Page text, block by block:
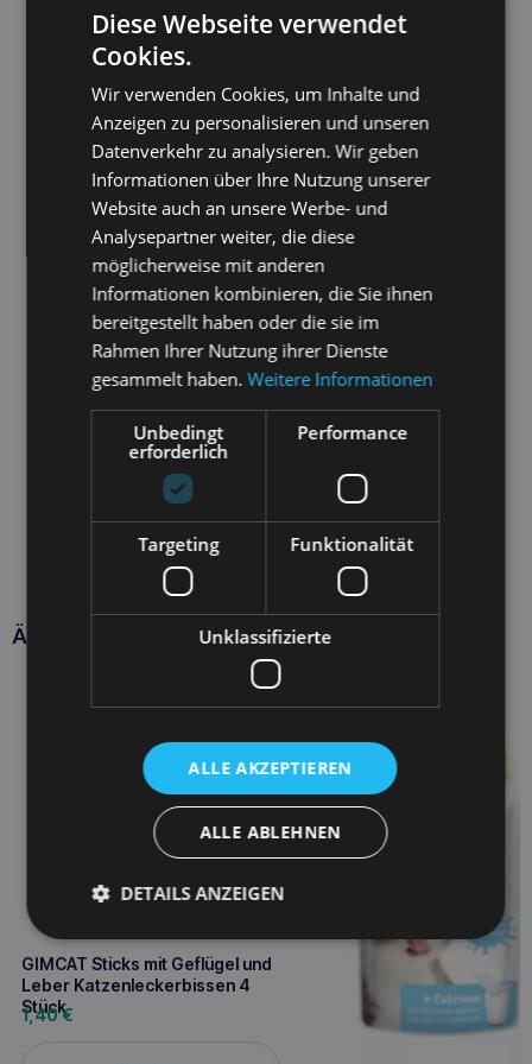
Ähnliche Produkte
GIMCAT Sticks mit Geflügel und
Leber Katzenleckerbissen 4
Stück
1,40€
Diese Webseite verwendet
Cookies.
Wir verwenden Cookies, um Inhalte und
Anzeigen zu personalisieren und unseren
Datenverkehr zu analysieren. Wir geben
Informationen über Ihre Nutzung unserer
Website auch an unsere Werbe- und
Analysepartner weiter, die diese
möglicherweise mit anderen
Informationen kombinieren, die Sie ihnen
bereitgestellt haben oder die sie im
Rahmen Ihrer Nutzung ihrer Dienste
gesammelt haben.Weitere Informationen
Unbedingt
erforderlich
Performance
Targeting Funktionalität
Unklassifizierte
ALLE AKZEPTIEREN
ALLE ABLEHNEN
DETAILS ANZEIGEN